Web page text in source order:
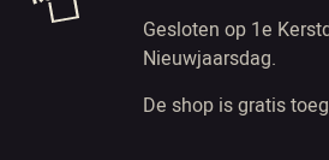
Gesloten op 1e
Nieuwjaarsdag.
De shop is gratis